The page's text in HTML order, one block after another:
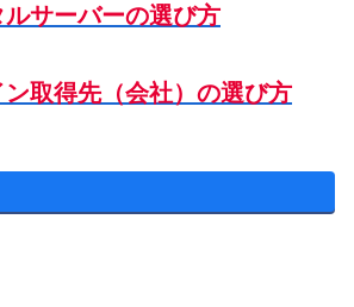
サーバーの選び方
取得先（会社）の選び方